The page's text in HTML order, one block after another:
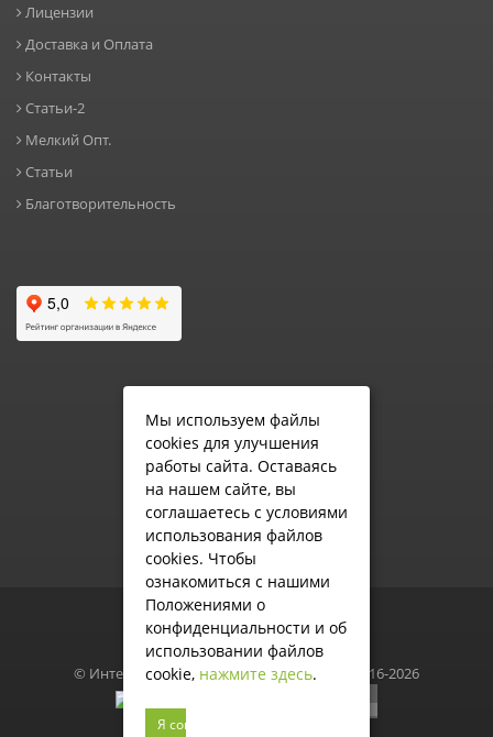
Лицензии
Доставка и Оплата
Контакты
Статьи-2
Мелкий Опт.
Статьи
Благотворительность
© Интернет-магазин Школьной формы, 2016-2026
Мы используем файлы
cookies для улучшения
работы сайта. Оставаясь
на нашем сайте, вы
соглашаетесь с условиями
использования файлов
cookies. Чтобы
ознакомиться с нашими
Положениями о
конфиденциальности и об
использовании файлов
cookie, нажмите здесь.
Я согласен